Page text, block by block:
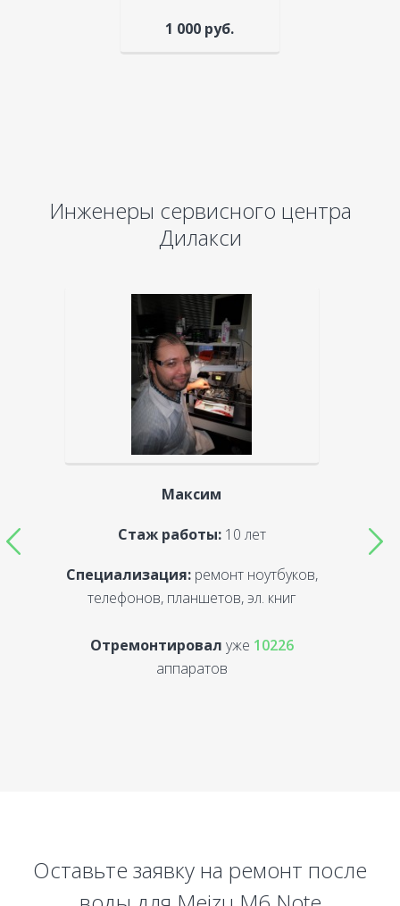
1 000 руб.
Инженеры сервисного центра
Дилакси
Максим
Стаж работы:10 лет
Специализация:ремонт ноутбуков,
телефонов, планшетов, эл. книг
Отремонтировал уже 10226
аппаратов
Оставьте заявку на ремонт после